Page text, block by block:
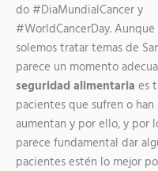
do #DiaMundialCancer y
#WorldCancerDay. Aunque
solemos tratar temas de
parece un momento
seguridad alimentaria es
pacientes que sufren o han
aumentan y por ello, y por
parece fundamental dar
pacientes estén lo mejor